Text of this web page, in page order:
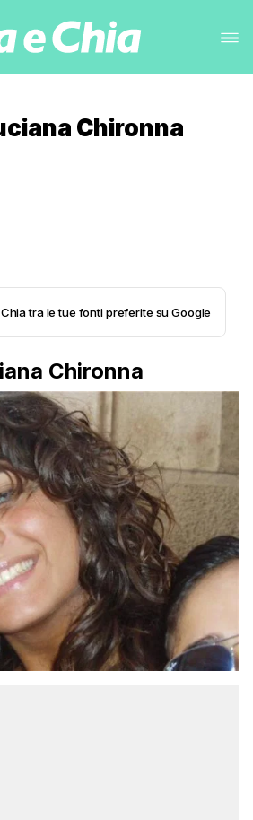
Chironna
tra le tue fonti preferite su Google
Chironna